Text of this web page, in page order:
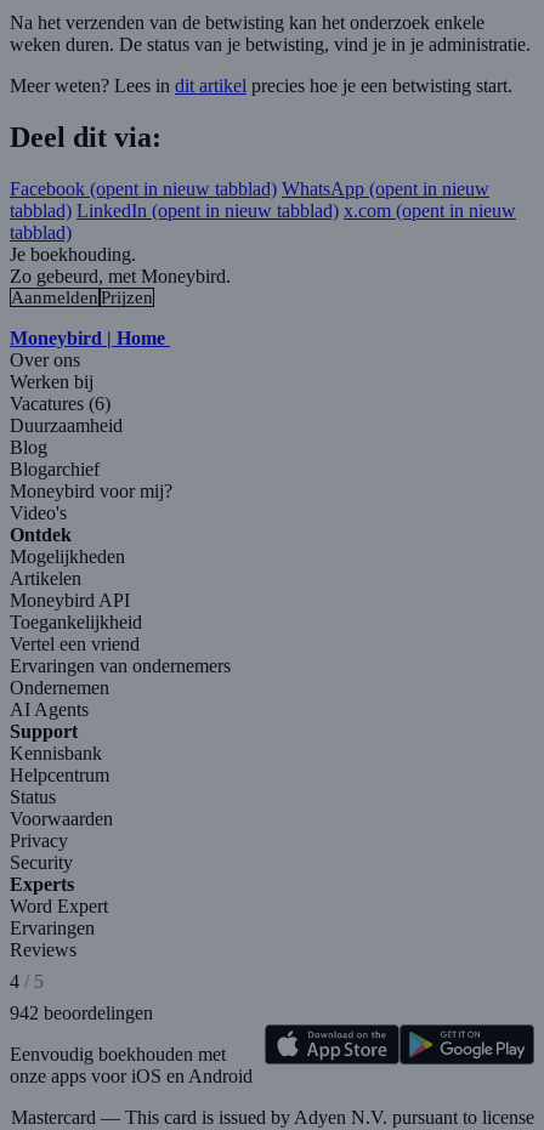
Na het verzenden van de betwisting kan het onderzoek enkele
weken duren. De status van je betwisting, vind je in je administratie.
Meer weten? Lees in dit artikel precies hoe je een betwisting start.
Deel dit via:
Facebook (opent in nieuw tabblad) WhatsApp (opent in nieuw
tabblad) LinkedIn (opent in nieuw tabblad) x.com (opent in nieuw
tabblad)